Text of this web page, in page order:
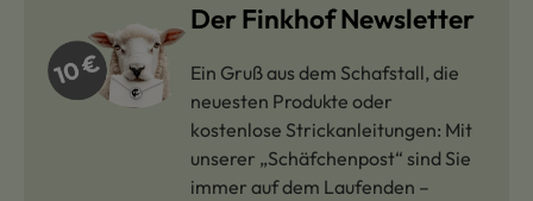
Der Finkhof Newsletter
Ein Gruß aus dem Schafstall, die
neuesten Produkte oder
kostenlose Strickanleitungen: Mit
unserer „Schäfchenpost“ sind Sie
immer auf dem Laufenden –